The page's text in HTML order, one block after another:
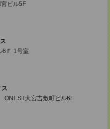
ビル5F
Ｆ 1号室
大宮吉敷町ビル6F